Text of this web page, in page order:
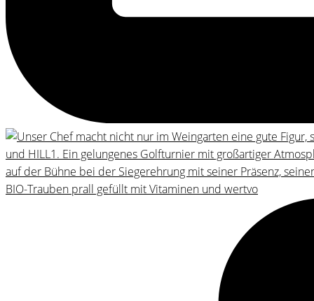
BIO-Trauben prall gefüllt mit Vitaminen und wertvo